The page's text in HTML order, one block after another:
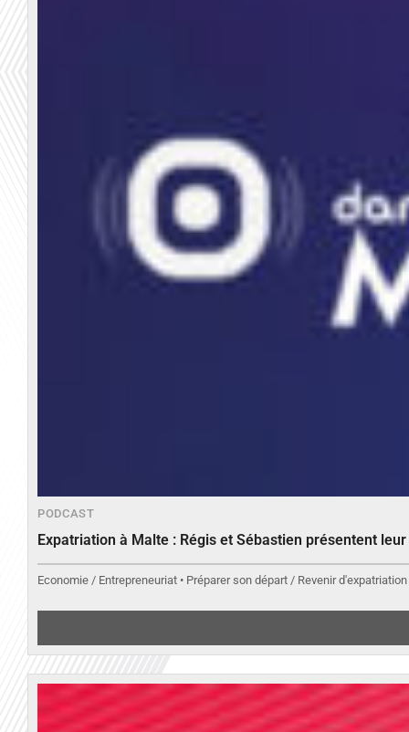
PODCAST
Expatriation à Malte : Régis et Sébastien présentent
Economie / Entrepreneuriat • Préparer son départ / Revenir d'expatriation